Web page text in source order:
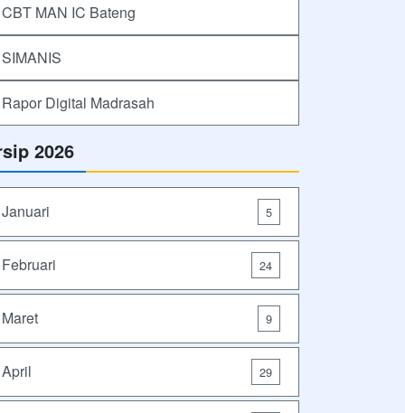
CBT MAN IC Bateng
SIMANIS
Rapor Digital Madrasah
2026
Januari 5
Februari 24
Maret 9
April 29